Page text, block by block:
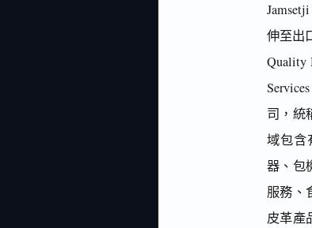
伸至出
Quality
司，統
域包含
器、包
服務、
皮革產